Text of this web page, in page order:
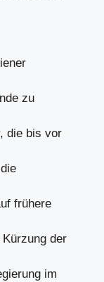
zu
die bis vor
frühere
der
im